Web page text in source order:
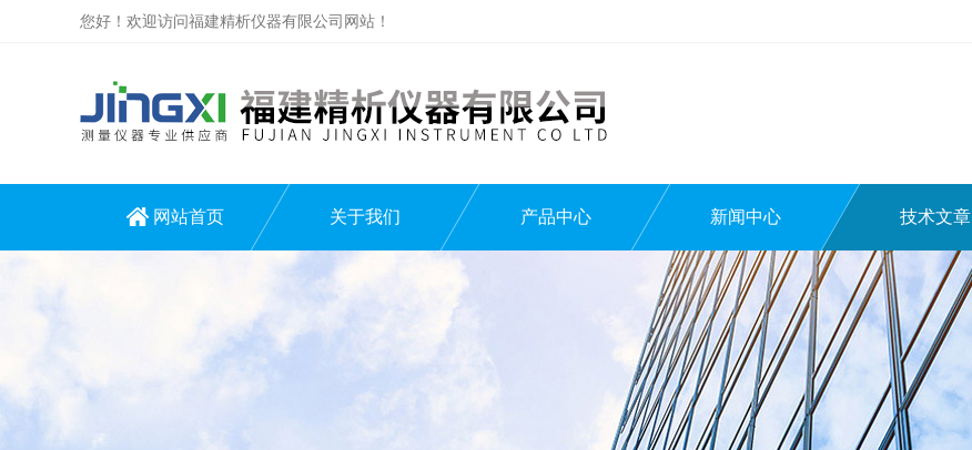
您好！欢迎访问福建精析仪器有限公司网站！
网站首页 关于我们 产品中心 新闻中心 技术文章